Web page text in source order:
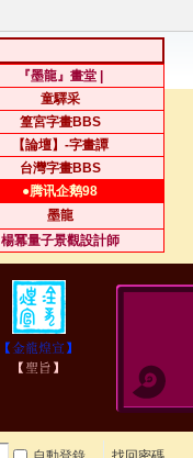
『墨龍』畫堂 |
童驛采
篁宮字畫BBS
【論壇】-字畫譚
台灣字畫BBS
●腾讯企鹅98
墨龍
楊冪量子景觀設計師